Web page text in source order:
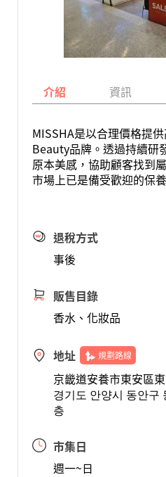
介紹 資訊
MISSHA是以合理價格提
Beauty品牌。透過持續研
原本美感，協助顧客找到
市場上已是備受歡迎的保
退稅方式
事後
販售目錄
香水、化妝品
地址 規劃路線
京畿道安養市東安區
경기도 안양시 동안구
층
市集日
週一~日